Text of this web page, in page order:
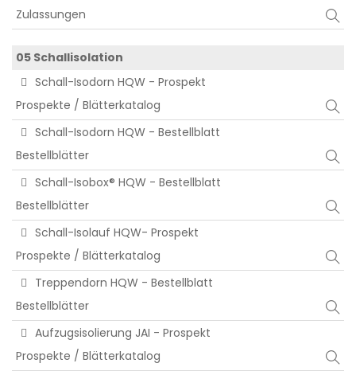
Zulassungen
05 Schallisolation
Schall-Isodorn HQW - Prospekt
Prospekte / Blätterkatalog
Schall-Isodorn HQW - Bestellblatt
Bestellblätter
Schall-Isobox® HQW - Bestellblatt
Bestellblätter
Schall-Isolauf HQW- Prospekt
Prospekte / Blätterkatalog
Treppendorn HQW - Bestellblatt
Bestellblätter
Aufzugsisolierung JAI - Prospekt
Prospekte / Blätterkatalog